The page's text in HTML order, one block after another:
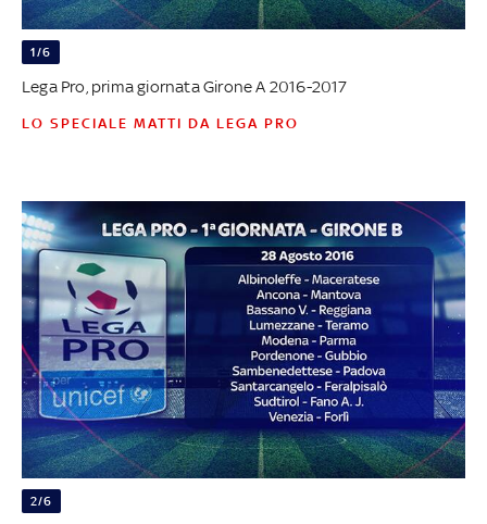
1/6
Lega Pro, prima giornata Girone A 2016-2017
LO SPECIALE MATTI DA LEGA PRO
2/6